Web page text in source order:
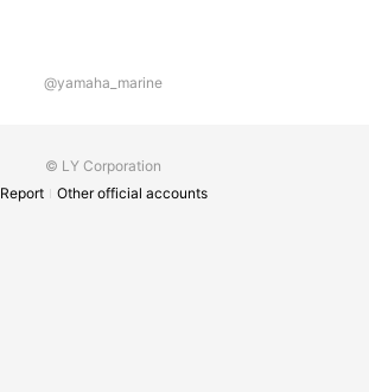
@yamaha_marine
© LY Corporation
Report
Other official accounts